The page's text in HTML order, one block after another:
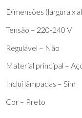
Dimensões (largura x
Tensão – 220-240 V
Regulável – Não
Material principal –
Inclui lâmpadas – Sim
Cor – Preto